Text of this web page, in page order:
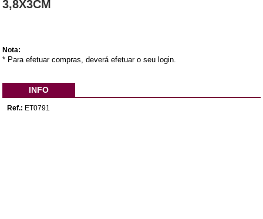
3,8X3CM
Nota:
* Para efetuar compras, deverá efetuar o seu login.
INFO
Ref.: ET0791